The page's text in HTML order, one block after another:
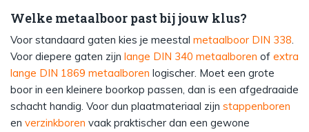
Welke metaalboor past bij jouw klus?
Voor standaard gaten kies je meestal metaalboor DIN 338.
Voor diepere gaten zijn lange DIN 340 metaalboren of extra
lange DIN 1869 metaalboren logischer. Moet een grote
boor in een kleinere boorkop passen, dan is een afgedraaide
schacht handig. Voor dun plaatmateriaal zijn stappenboren
en verzinkboren vaak praktischer dan een gewone